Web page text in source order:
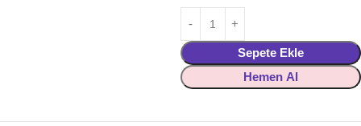
Sepete Ekle
Hemen Al